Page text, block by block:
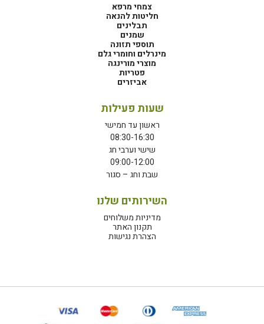
צמחי מרפא
חליטות להנאה
תבלינים
שמנים
תוספי תזונה
מינרלים וחומרי גלם
מוצרי מורינגה
פטריות
אביזרים
שעות פעילות
ראשון עד חמישי
08:30-16:30
שישי וערבי חג
09:00-12:00
שבת וחג – סגור
השירותים שלנו
מדיניות משלוחים
תקנון האתר
הצהרת נגישות